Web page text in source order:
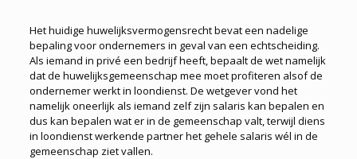
Het huidige huwelijksvermogensrecht bevat een nadelige
bepaling voor ondernemers in geval van een echtscheiding.
Als iemand in privé een bedrijf heeft, bepaalt de wet namelijk
dat de huwelijksgemeenschap mee moet profiteren alsof de
ondernemer werkt in loondienst. De wetgever vond het
namelijk oneerlijk als iemand zelf zijn salaris kan bepalen en
dus kan bepalen wat er in de gemeenschap valt, terwijl diens
in loondienst werkende partner het gehele salaris wél in de
gemeenschap ziet vallen.